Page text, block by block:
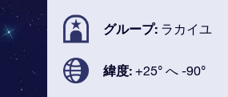
グループ: ラカイユ
緯度: +25° へ -90°